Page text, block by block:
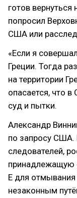
готов
попросил
США или
«Если я
Греции. Тогда
на территории
опасается, что
суд и пытки.
Александр
по запросу США.
следователей,
принадлежащую
E для
незаконным